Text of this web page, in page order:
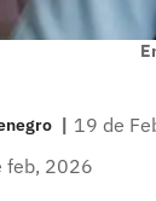
| 19 de
feb, 2026